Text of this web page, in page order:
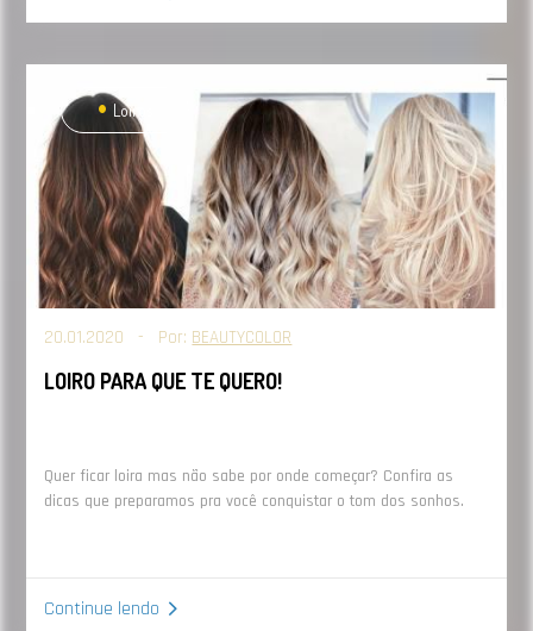
Loiros
20.01.2020 - Por: BEAUTYCOLOR
LOIRO PARA QUE TE QUERO!
Quer ficar loira mas não sabe por onde começar? Confira as
dicas que preparamos pra você conquistar o tom dos sonhos.
Continue lendo